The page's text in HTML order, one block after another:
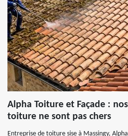
Alpha Toiture et Façade :
toiture ne sont pas chers
Entreprise de toiture sise à Massingy,